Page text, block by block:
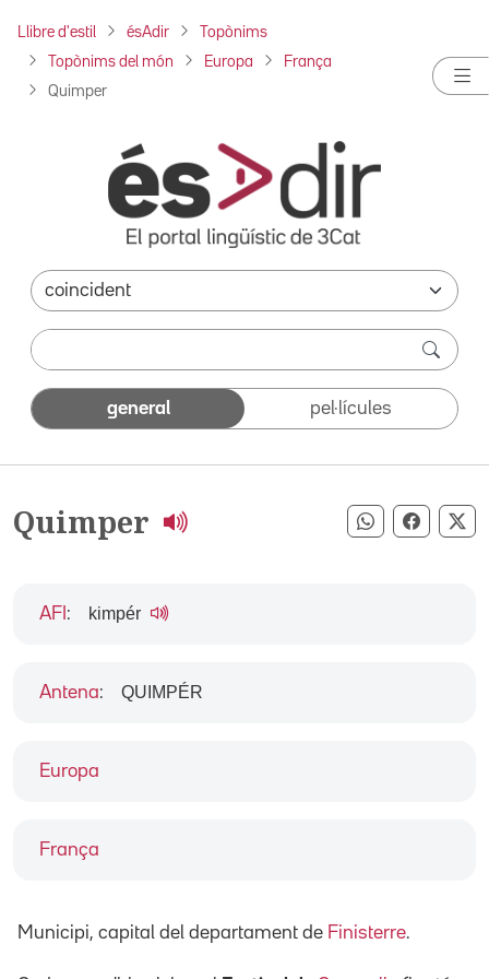
Llibre d'estil ésAdir Topònims
Topònims del món Europa França
Quimper
general pel·lícules
Quimper Compartir
Europa
França
AFI : kimpér
Antena: QUIMPÉR
Municipi, capital del departament de Finisterre.